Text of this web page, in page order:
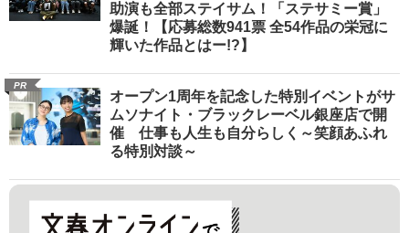
助演も全部ステイサム！「ステサミー賞」
爆誕！【応募総数941票 全54作品の栄冠に
輝いた作品とはー!?】
PR
オープン1周年を記念した特別イベントがサ
ムソナイト・ブラックレーベル銀座店で開
催 仕事も人生も自分らしく～笑顔あふれ
る特別対談～